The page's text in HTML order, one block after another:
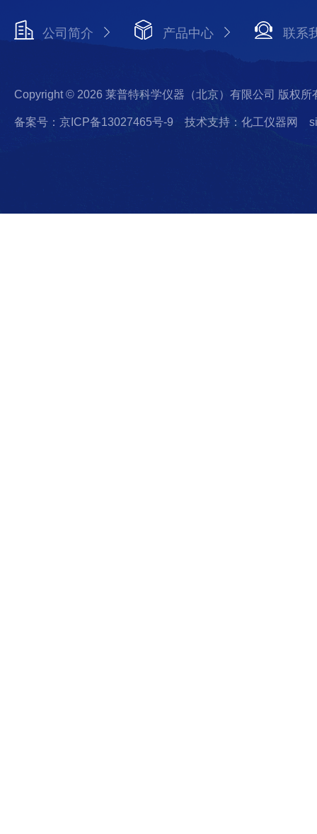
公司简介 产品中心 联系
Copyright © 2026 莱普特科学仪器（北京）有限公司 版权所
备案号：京ICP备13027465号-9 技术支持：化工仪器网